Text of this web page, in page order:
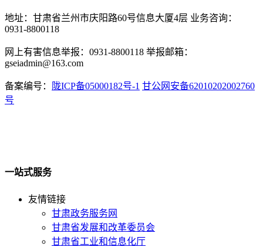
地址：甘肃省兰州市庆阳路60号信息大厦4层 业务咨询：
0931-8800118
网上有害信息举报：0931-8800118 举报邮箱：
gseiadmin@163.com
备案编号： 陇ICP备05000182号-1 甘公网安备62010202002760
号
一站式服务
友情链接
甘肃政务服务网
甘肃省发展和改革委员会
甘肃省工业和信息化厅